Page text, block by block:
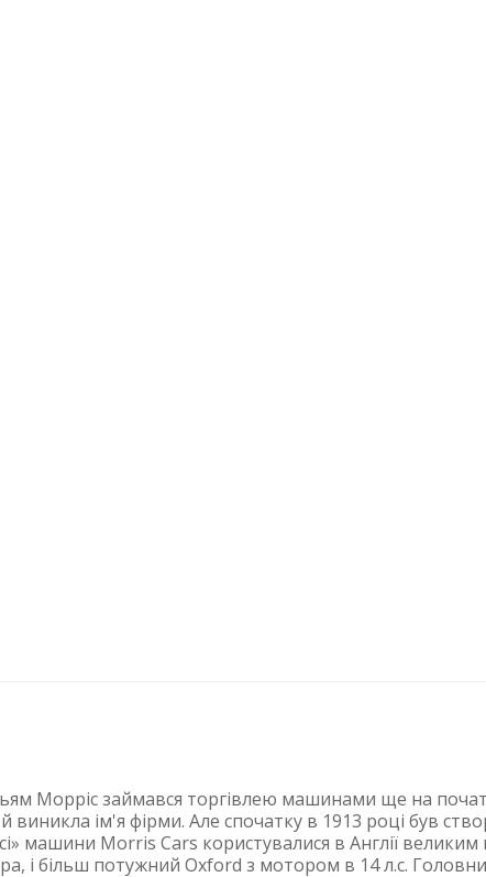
Морріс займався торгівлею машинами ще на
виникла ім'я фірми. Але спочатку в 1913 році був
машини Morris Cars користувалися в Англії
і більш потужний Oxford з мотором в 14 л.с.